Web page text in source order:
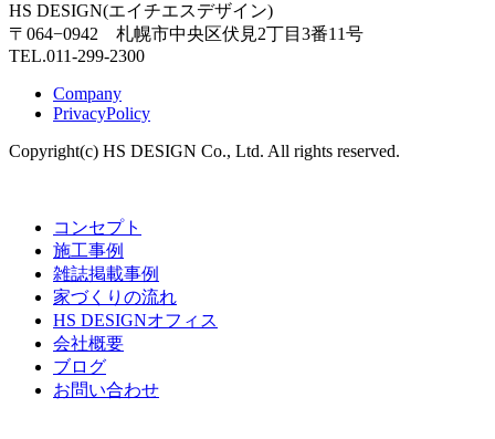
HS DESIGN(エイチエスデザイン)
〒064−0942 札幌市中央区伏見2丁目3番11号
TEL.011-299-2300
Company
PrivacyPolicy
Copyright(c) HS DESIGN Co., Ltd. All rights reserved.
コンセプト
施工事例
雑誌掲載事例
家づくりの流れ
HS DESIGNオフィス
会社概要
ブログ
お問い合わせ